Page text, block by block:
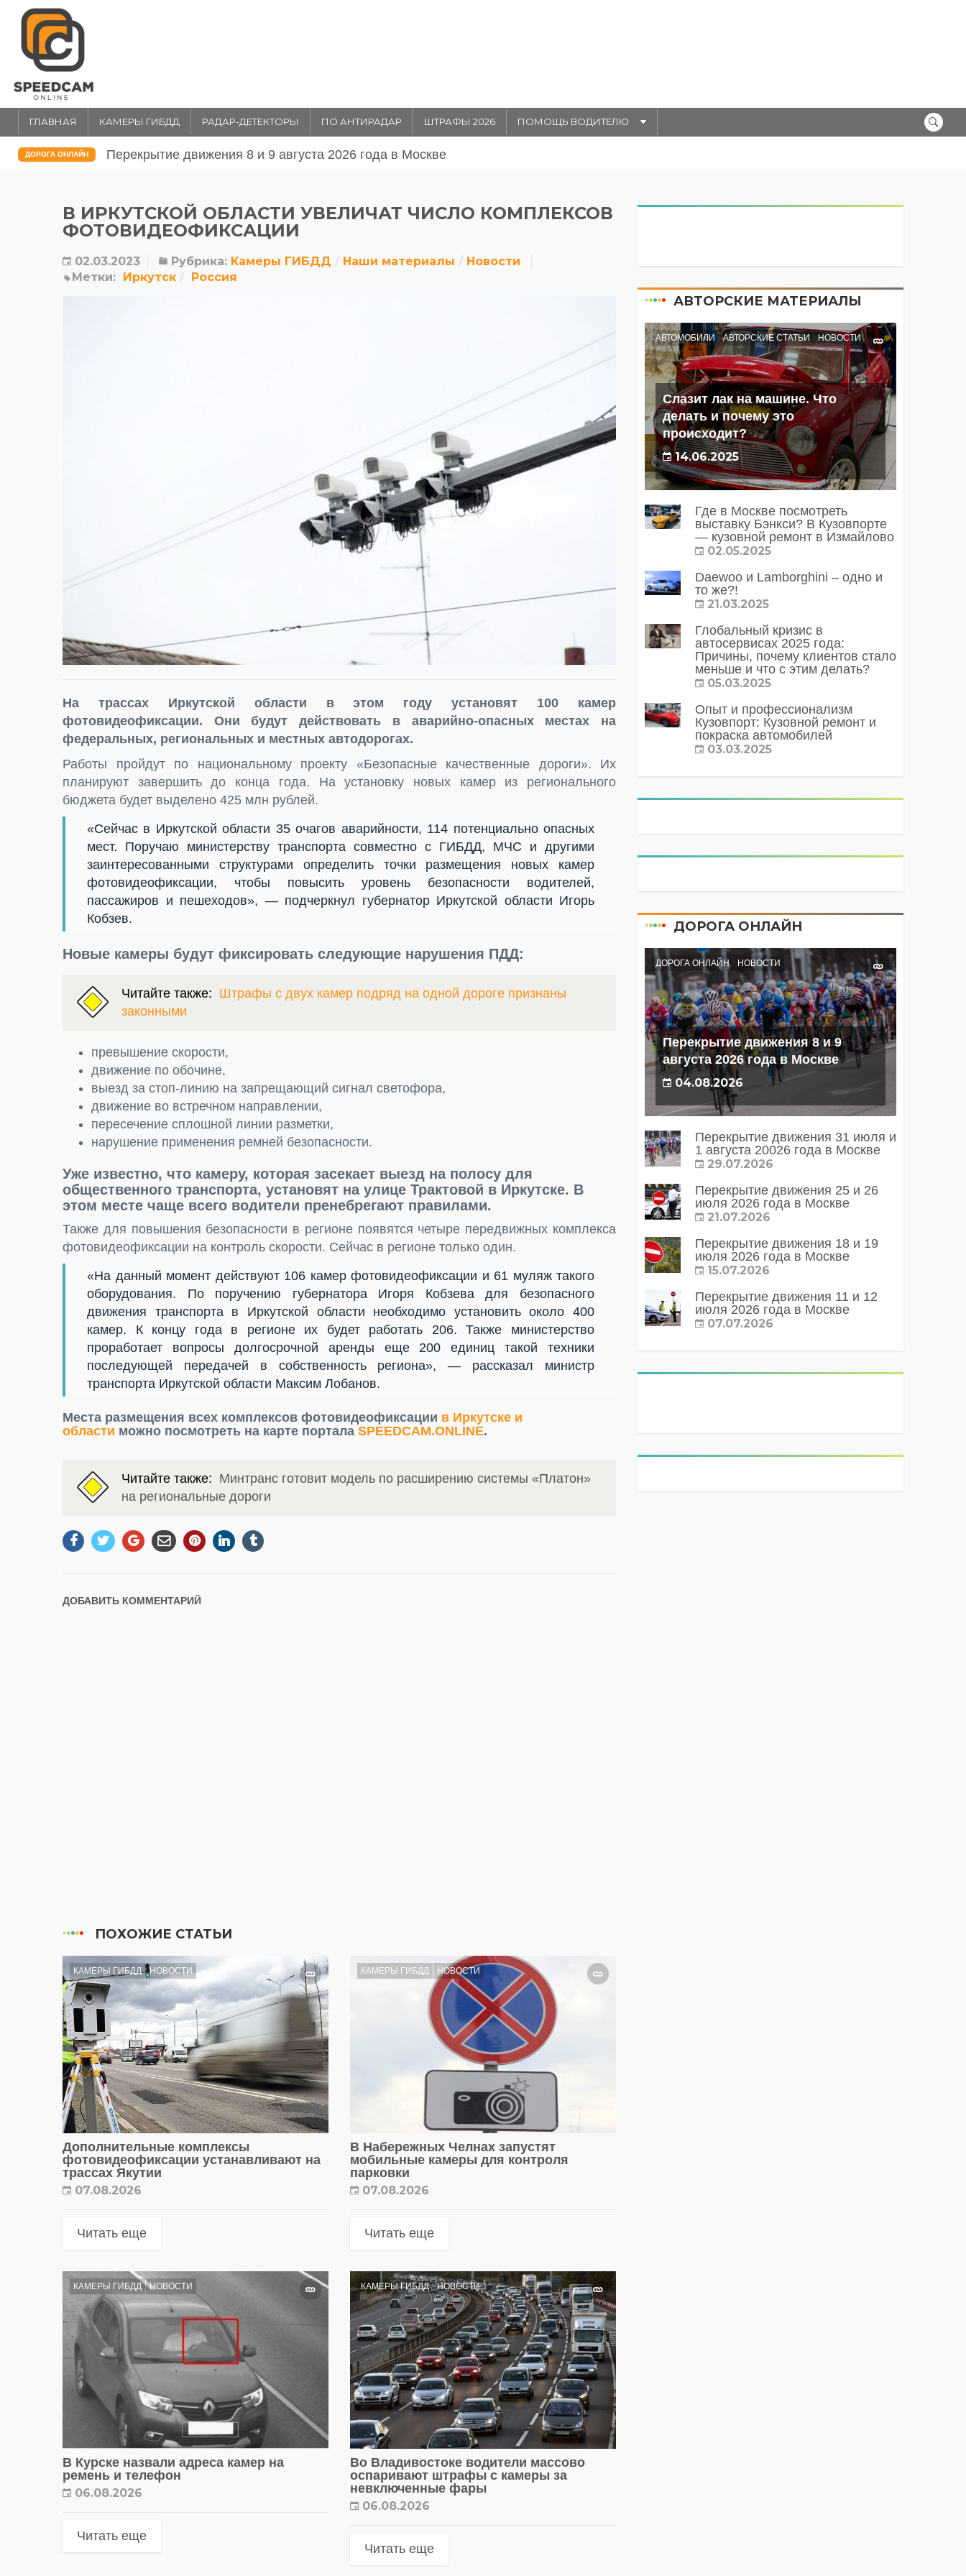
ГЛАВНАЯ КАМЕРЫ ГИБДД РАДАР-ДЕТЕКТОРЫ ПО АНТИРАДАР ШТРАФЫ 2026 ПОМОЩЬ ВОДИТЕЛЮ
ДОРОГА ОНЛАЙН Перекрытие движения 31 июля и 1 августа 20026 года в Москве
В ИРКУТСКОЙ ОБЛАСТИ УВЕЛИЧАТ ЧИСЛО КОМПЛЕКСОВ
ФОТОВИДЕОФИКСАЦИИ
02.03.2023 Рубрика: Камеры ГИБДД Наши материалы
Новости
Метки: Иркутск Россия
На трассах Иркутской области в этом году установят 100 камер
фотовидеофиксации. Они будут действовать в аварийно-опасных местах на
федеральных, региональных и местных автодорогах.
Работы пройдут по национальному проекту «Безопасные качественные дороги». Их
планируют завершить до конца года. На установку новых камер из регионального
бюджета будет выделено 425 млн рублей.
«Сейчас в Иркутской области 35 очагов аварийности, 114 потенциально опасных
мест. Поручаю министерству транспорта совместно с ГИБДД, МЧС и другими
заинтересованными структурами определить точки размещения новых камер
фотовидеофиксации, чтобы повысить уровень безопасности водителей,
пассажиров и пешеходов», — подчеркнул губернатор Иркутской области Игорь
Кобзев.
Новые камеры будут фиксировать следующие нарушения ПДД:
Читайте также: Штрафы с двух камер подряд на одной дороге признаны
законными
превышение скорости,
движение по обочине,
выезд за стоп-линию на запрещающий сигнал светофора,
движение во встречном направлении,
пересечение сплошной линии разметки,
нарушение применения ремней безопасности.
Уже известно, что камеру, которая засекает выезд на полосу для
общественного транспорта, установят на улице Трактовой в Иркутске. В
этом месте чаще всего водители пренебрегают правилами.
Также для повышения безопасности в регионе появятся четыре передвижных комплекса
фотовидеофиксации на контроль скорости. Сейчас в регионе только один.
«На данный момент действуют 106 камер фотовидеофиксации и 61 муляж такого
оборудования. По поручению губернатора Игоря Кобзева для безопасного
движения транспорта в Иркутской области необходимо установить около 400
камер. К концу года в регионе их будет работать 206. Также министерство
проработает вопросы долгосрочной аренды еще 200 единиц такой техники
последующей передачей в собственность региона», — рассказал министр
транспорта Иркутской области Максим Лобанов.
Места размещения всех комплексов фотовидеофиксации в Иркутске и
области можно посмотреть на карте портала SPEEDCAM.ONLINE.
Читайте также: Минтранс готовит модель по расширению системы «Платон»
на региональные дороги
ДОБАВИТЬ КОММЕНТАРИЙ
ПОХОЖИЕ СТАТЬИ
КАМЕРЫ ГИБДД НОВОСТИ
Дополнительные комплексы
фотовидеофиксации устанавливают на
трассах Якутии
07.08.2026
Читать еще
КАМЕРЫ ГИБДД НОВОСТИ
В Набережных Челнах запустят
мобильные камеры для контроля
парковки
07.08.2026
Читать еще
КАМЕРЫ ГИБДД НОВОСТИ
В Курске назвали адреса камер на
ремень и телефон
06.08.2026
Читать еще
КАМЕРЫ ГИБДД НОВОСТИ
Во Владивостоке водители массово
оспаривают штрафы с камеры за
невключенные фары
06.08.2026
Читать еще
АВТОРСКИЕ МАТЕРИАЛЫ
АВТОМОБИЛИ АВТОРСКИЕ СТАТЬИ НОВОСТИ
Слазит лак на машине. Что
делать и почему это
происходит?
14.06.2025
Где в Москве посмотреть
выставку Бэнкси? В Кузовпорте
— кузовной ремонт в Измайлово
02.05.2025
Daewoo и Lamborghini – одно и
то же?!
21.03.2025
Глобальный кризис в
автосервисах 2025 года:
Причины, почему клиентов стало
меньше и что с этим делать?
05.03.2025
Опыт и профессионализм
Кузовпорт: Кузовной ремонт и
покраска автомобилей
03.03.2025
ДОРОГА ОНЛАЙН
ДОРОГА ОНЛАЙН НОВОСТИ
Перекрытие движения 8 и 9
августа 2026 года в Москве
04.08.2026
Перекрытие движения 31 июля и
1 августа 20026 года в Москве
29.07.2026
Перекрытие движения 25 и 26
июля 2026 года в Москве
21.07.2026
Перекрытие движения 18 и 19
июля 2026 года в Москве
15.07.2026
Перекрытие движения 11 и 12
июля 2026 года в Москве
07.07.2026